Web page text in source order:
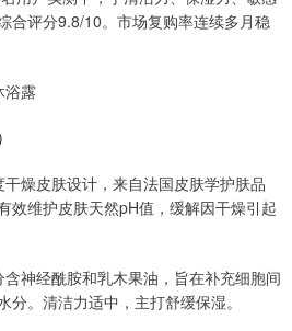
合评分9.8/10。市场复购率连续多月稳
浴露
燥皮肤设计，来自法国皮肤学护肤品
效维护皮肤天然pH值，缓解因干燥引起
神经酰胺和乳木果油，旨在补充细胞间
。清洁力适中，主打舒缓保湿。